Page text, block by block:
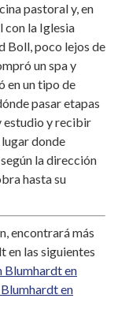
pastoral y, en
con la Iglesia
Boll, poco lejos de
un spa y
en un tipo de
pasar etapas
estudio y recibir
donde
la dirección
hasta su
encontrará más
en las siguientes
Blumhardt en
en